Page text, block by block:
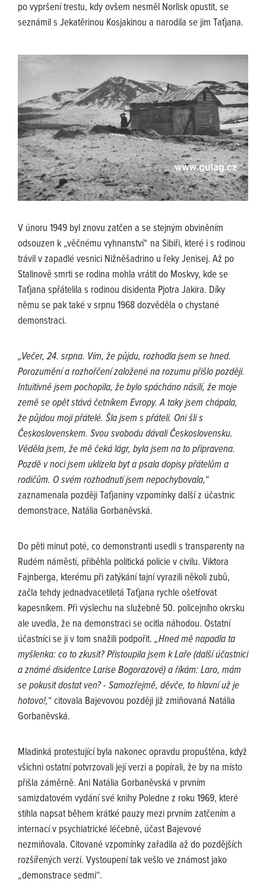
po vypršení trestu, kdy ovšem nesměl Norlisk opustit, se
seznámil s Jekatěrinou Kosjakinou a narodila se jim Taťjana.
V únoru 1949 byl znovu zatčen a se stejným obviněním
odsouzen k „věčnému vyhnanství“ na Sibiři, které i s rodinou
trávil v zapadlé vesnici Nižněšadrino u řeky Jenisej. Až po
Stalinově smrti se rodina mohla vrátit do Moskvy, kde se
Taťjana spřátelila s rodinou disidenta Pjotra Jakira. Díky
němu se pak také v srpnu 1968 dozvěděla o chystané
demonstraci.
„Večer, 24. srpna. Vím, že půjdu, rozhodla jsem se hned.
Porozumění a rozhořčení založené na rozumu přišlo později.
Intuitivně jsem pochopila, že bylo spácháno násilí, že moje
země se opět stává četníkem Evropy. A taky jsem chápala,
že půjdou moji přátelé. Šla jsem s přáteli. Oni šli s
Československem. Svou svobodu dávali Československu.
Věděla jsem, že mě čeká lágr, byla jsem na to připravena.
Pozdě v noci jsem uklízela byt a psala dopisy přátelům a
rodičům. O svém rozhodnutí jsem nepochybovala,“
zaznamenala později Taťjaniny vzpomínky další z účastnic
demonstrace, Natália Gorbaněvská.
Do pěti minut poté, co demonstranti usedli s transparenty na
Rudém náměstí, přiběhla politická policie v civilu. Viktora
Fajnberga, kterému při zatýkání tajní vyrazili několi zubů,
začla tehdy jednadvacetiletá Taťjana rychle ošetřovat
kapesníkem. Při výslechu na služebně 50. policejního okrsku
ale uvedla, že na demonstraci se ocitla náhodou. Ostatní
účastníci se ji v tom snažili podpořit. „Hned mě napadla ta
myšlenka: co to zkusit? Přistoupila jsem k Laře (další účastnici
a známé disidentce Larise Bogorazové) a říkám: Laro, mám
se pokusit dostat ven? - Samozřejmě, děvče, to hlavní už je
hotovo!,“citovala Bajevovou později již zmiňovaná Natália
Gorbaněvská.
Mladinká protestující byla nakonec opravdu propuštěna, když
všichni ostatní potvrzovali její verzi a popírali, že by na místo
přišla záměrně. Ani Natália Gorbaněvská v prvním
samizdatovém vydání své knihy Poledne z roku 1969, které
stihla napsat během krátké pauzy mezi prvním zatčením a
internací v psychiatrické léčebně, účast Bajevové
nezmiňovala. Citované vzpomínky zařadila až do pozdějších
rozšířených verzí. Vystoupení tak vešlo ve známost jako
„demonstrace sedmi“.